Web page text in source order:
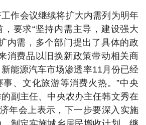
作会议继续将扩大内需列为明年
，要求“坚持内需主导，建设强大
内需，多个部门提出了具体的政
消费品以旧换新政策带动相关商
能源汽车市场渗透率11月份已经
、文化旅游等消费火热。”中央
副主任、中央农办主任韩文秀在
年会上表示，下一步要深入实施